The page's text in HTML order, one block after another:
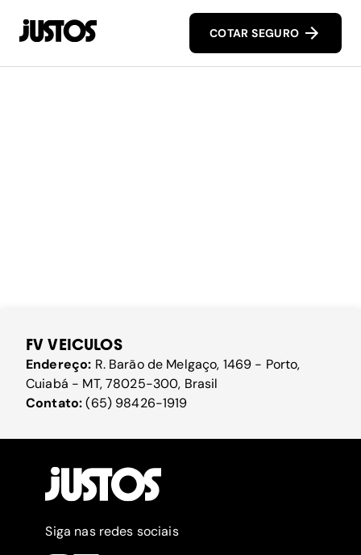
COTAR SEGURO
FV VEICULOS
Endereço: R. Barão de Melgaço, 1469 - Porto,
Cuiabá - MT, 78025-300, Brasil
Contato:(65) 98426-1919
Siga nas redes sociais